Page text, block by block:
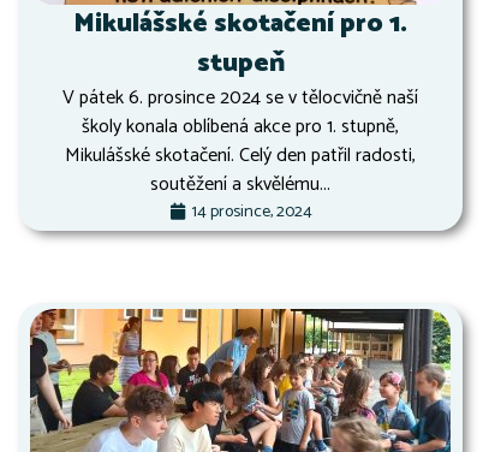
Mikulášské skotačení pro 1.
stupeň
V pátek 6. prosince 2024 se v tělocvičně naší
školy konala oblíbená akce pro 1. stupně,
Mikulášské skotačení. Celý den patřil radosti,
soutěžení a skvělému...
14 prosince, 2024